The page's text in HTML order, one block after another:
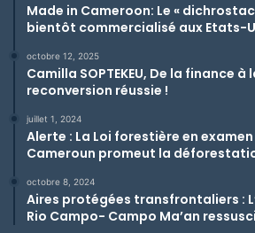
Made in Cameroon: Le «
bientôt commercialisé aux Etats-
octobre 12, 2025
Camilla SOPTEKEU, De la finance
reconversion réussie !
juillet 1, 2024
Alerte : La Loi forestière en
Cameroun promeut la
octobre 8, 2024
Aires protégées transfrontaliers :
Rio Campo- Campo Ma’an